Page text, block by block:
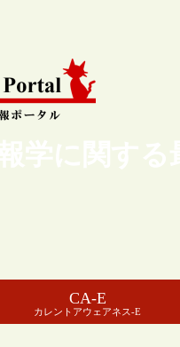
学に関す
CA-E
カレントアウェアネス-E